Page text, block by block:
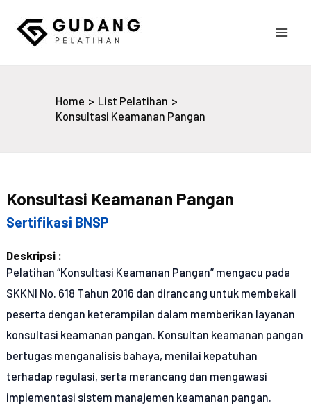
content
Home
List Pelatihan
Konsultasi Keamanan Pangan
Konsultasi Keamanan Pangan
Sertifikasi BNSP
Deskripsi :
Pelatihan “Konsultasi Keamanan Pangan” mengacu pada
SKKNI No. 618 Tahun 2016 dan dirancang untuk membekali
peserta dengan keterampilan dalam memberikan layanan
konsultasi keamanan pangan. Konsultan keamanan pangan
bertugas menganalisis bahaya, menilai kepatuhan
terhadap regulasi, serta merancang dan mengawasi
implementasi sistem manajemen keamanan pangan.